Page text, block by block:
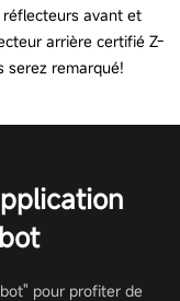
réflecteurs avant et
arrière certifié Z-
serez remarqué!
pour profiter de